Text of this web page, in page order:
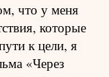
что у меня
которые
к цели, я
«Через